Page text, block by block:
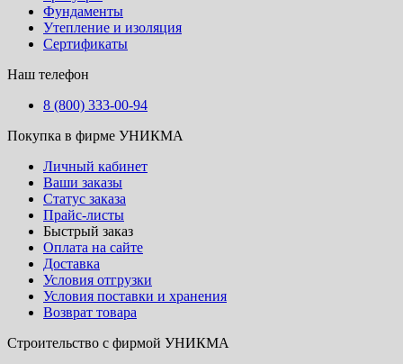
Фундаменты
Утепление и изоляция
Сертификаты
Наш телефон
8 (800) 333-00-94
Покупка в фирме УНИКМА
Личный кабинет
Ваши заказы
Статус заказа
Прайс-листы
Быстрый заказ
Оплата на сайте
Доставка
Условия отгрузки
Условия поставки и хранения
Возврат товара
Строительство с фирмой УНИКМА